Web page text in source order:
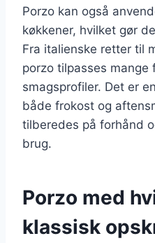
Porzo kan også
køkkener, hvilket gør
Fra italienske retter til
porzo tilpasses mange
smagsprofiler. Det er
både frokost og
tilberedes på forhånd
brug.
Porzo med
klassisk